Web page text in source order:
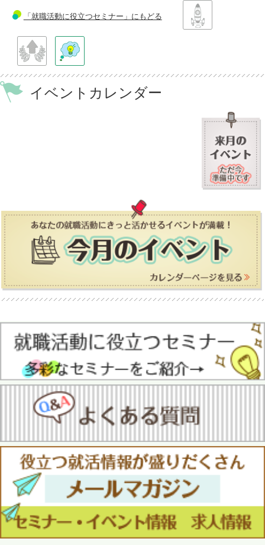
「就職活動に役立つセミナー」にもどる
イベントカレンダー